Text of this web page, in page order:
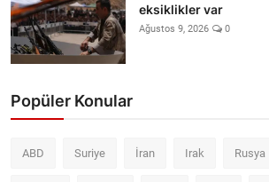
eksiklikler var
Ağustos 9, 2026 0
Popüler Konular
ABD Suriye İran Irak Rusya